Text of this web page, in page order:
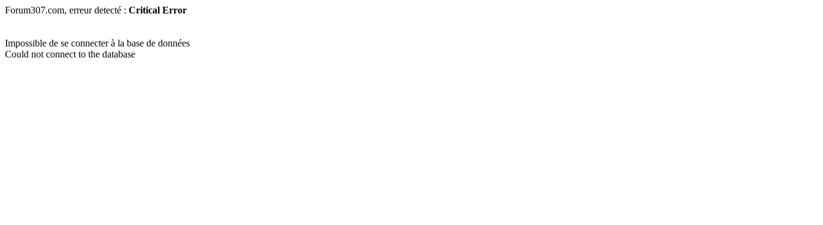
Forum307.com, erreur detecté : Critical Error
Impossible de se connecter à la base de données
Could not connect to the database